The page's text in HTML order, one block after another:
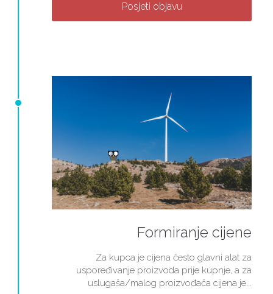
Posjeti objavu
Formiranje cijene
Za kupca je cijena često glavni alat za
uspoređivanje proizvoda prije kupnje, a za
uslugaša/malog proizvođača cijena je...